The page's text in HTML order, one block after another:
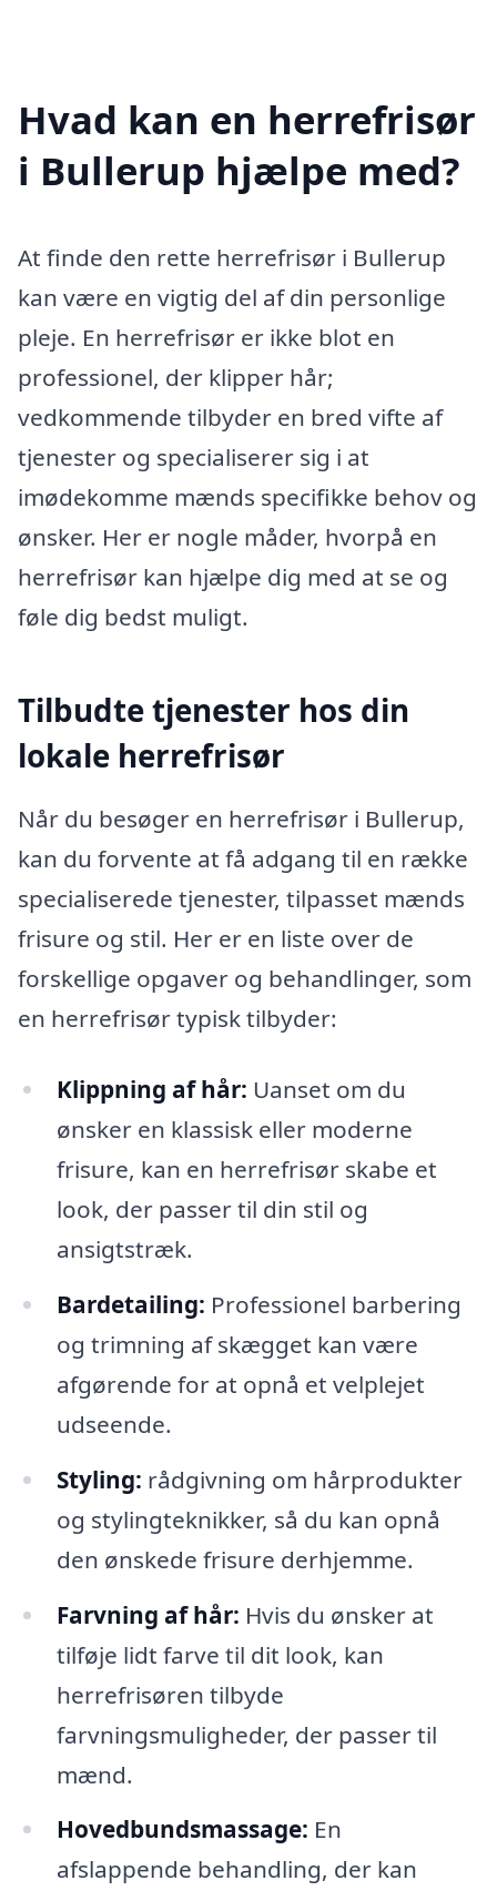
Hvad kan en herrefrisør
i Bullerup hjælpe med?
At finde den rette herrefrisør i Bullerup
kan være en vigtig del af din personlige
pleje. En herrefrisør er ikke blot en
professionel, der klipper hår;
vedkommende tilbyder en bred vifte af
tjenester og specialiserer sig i at
imødekomme mænds specifikke behov og
ønsker. Her er nogle måder, hvorpå en
herrefrisør kan hjælpe dig med at se og
føle dig bedst muligt.
Tilbudte tjenester hos din
lokale herrefrisør
Når du besøger en herrefrisør i Bullerup,
kan du forvente at få adgang til en række
specialiserede tjenester, tilpasset mænds
frisure og stil. Her er en liste over de
forskellige opgaver og behandlinger, som
en herrefrisør typisk tilbyder:
Klippning af hår: Uanset om du
ønsker en klassisk eller moderne
frisure, kan en herrefrisør skabe et
look, der passer til din stil og
ansigtstræk.
Bardetailing: Professionel barbering
og trimning af skægget kan være
afgørende for at opnå et velplejet
udseende.
Styling: rådgivning om hårprodukter
og stylingteknikker, så du kan opnå
den ønskede frisure derhjemme.
Farvning af hår: Hvis du ønsker at
tilføje lidt farve til dit look, kan
herrefrisøren tilbyde
farvningsmuligheder, der passer til
mænd.
Hovedbundsmassage: En
afslappende behandling, der kan